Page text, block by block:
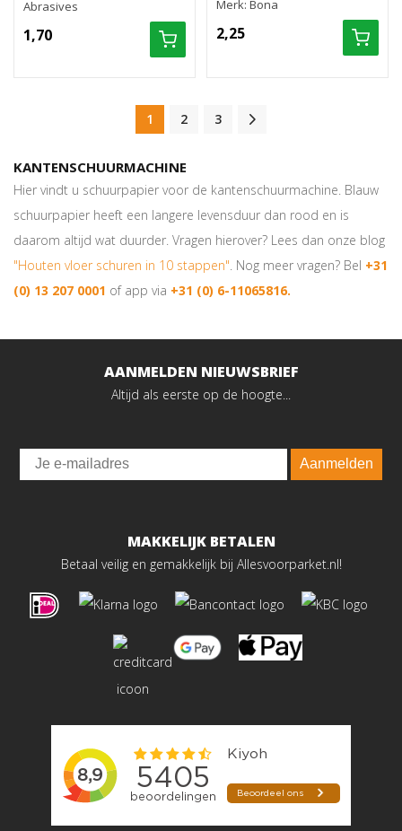
Abrasives
1,70
Merk: Bona
2,25
1 2 3
KANTENSCHUURMACHINE
Hier vindt u schuurpapier voor de kantenschuurmachine. Blauw
schuurpapier heeft een langere levensduur dan rood en is
daarom altijd wat duurder. Vragen hierover? Lees dan onze blog
"Houten vloer schuren in 10 stappen". Nog meer vragen? Bel +31
(0) 13 207 0001 of app via +31 (0) 6-11065816.
AANMELDEN NIEUWSBRIEF
Altijd als eerste op de hoogte...
Email
Aanmelden
MAKKELIJK BETALEN
Betaal veilig en gemakkelijk bij Allesvoorparket.nl!